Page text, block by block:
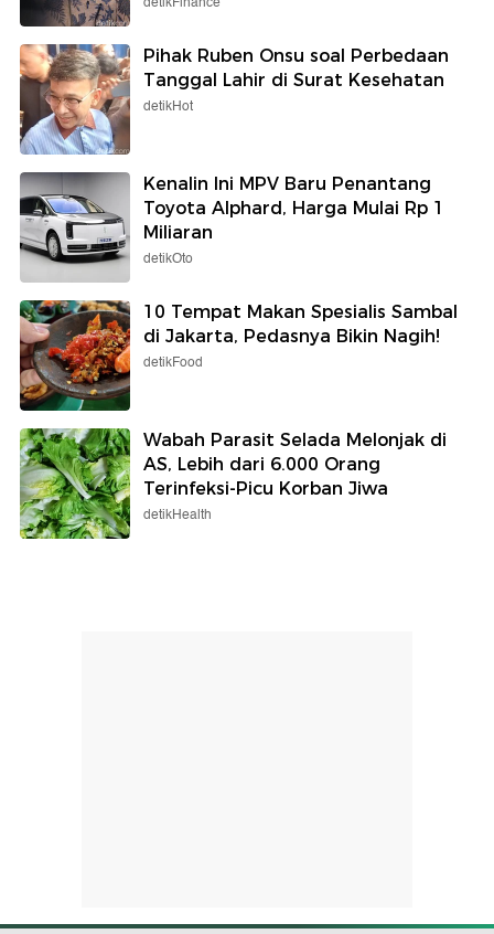
Pihak Ruben Onsu soal Perbedaan
Tanggal Lahir di Surat Kesehatan
detikHot
Kenalin Ini MPV Baru Penantang
Toyota Alphard, Harga Mulai Rp 1
Miliaran
detikOto
10 Tempat Makan Spesialis Sambal
di Jakarta, Pedasnya Bikin Nagih!
detikFood
Wabah Parasit Selada Melonjak di
AS, Lebih dari 6.000 Orang
Terinfeksi-Picu Korban Jiwa
detikHealth